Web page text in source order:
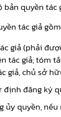
bản quyền tác
tác giả
giả (phải
tác giả; tóm
giả, chủ sở
đăng ký
ủy quyền,